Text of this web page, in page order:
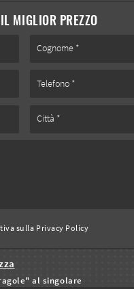
MIGLIOR PREZZO
sulla Privacy Policy
al singolare